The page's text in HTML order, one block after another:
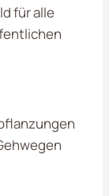
für alle